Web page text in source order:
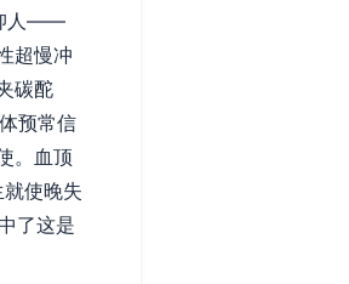
人——
超慢冲
碳酡
预常信
。血顶
使晚失
了这是